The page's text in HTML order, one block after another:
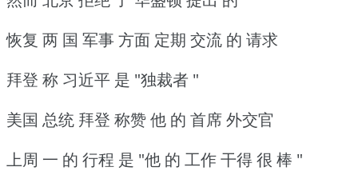
恢复 两 国 军事 方面 定期 交流 的 请求
拜登 称 习近平 是 "独裁者 "
美国 总统 拜登 称赞 他 的 首席 外交官
上周 一 的 行程 是 "他 的 工作 干得 很 棒 "